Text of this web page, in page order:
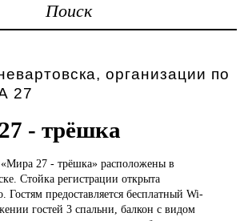
Поиск
организации по
27
- трёшка
«Мира27 - трёшка» расположены в
Стойка регистрации открыта
Гостям предоставляется бесплатный Wi-
гостей 3 спальни, балкон с видом